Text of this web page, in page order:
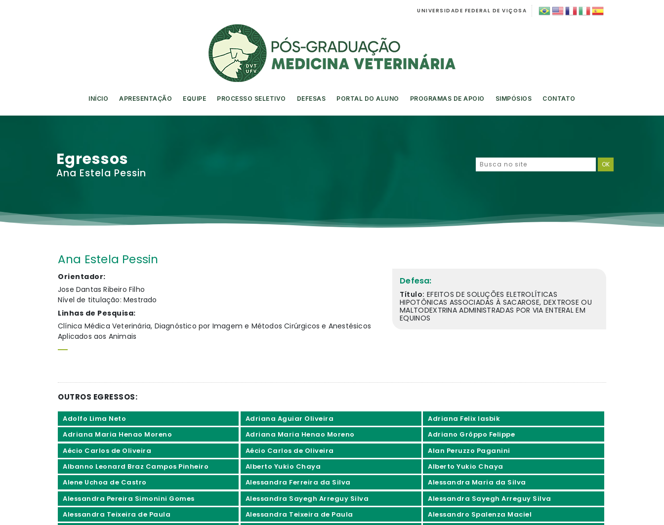
UNIVERSIDADE FEDERAL DE VIÇOSA
INÍCIO APRESENTAÇÃO EQUIPE PROCESSO SELETIVO DEFESAS PORTAL DO ALUNO PROGRAMAS DE APOIO SIMPÓSIOS CONTATO
Egressos
Ana Estela Pessin
Ana Estela Pessin
Orientador:
Jose Dantas Ribeiro Filho
Nível de titulação: Mestrado
Linhas de Pesquisa:
Clínica Médica Veterinária, Diagnóstico por Imagem e Métodos Cirúrgicos e Anestésicos
Aplicados aos Animais
Defesa:
Título: EFEITOS DE SOLUÇÕES ELETROLÍTICAS
HIPOTÔNICAS ASSOCIADAS À SACAROSE, DEXTROSE OU
MALTODEXTRINA ADMINISTRADAS POR VIA ENTERAL EM
EQUINOS
OUTROS EGRESSOS:
Adolfo Lima Neto Adriana Aguiar Oliveira
Adriana Felix Iasbik
Adriana Maria Henao Moreno
Adriana Maria Henao Moreno
Adriano Grôppo Felippe
Aécio Carlos de Oliveira
Aécio Carlos de Oliveira
Alan Peruzzo Paganini
Albanno Leonard Braz Campos Pinheiro
Alberto Yukio Chaya
Alberto Yukio Chaya
Alene Uchoa de Castro
Alessandra Ferreira da Silva
Alessandra Maria da Silva
Alessandra Pereira Simonini Gomes
Alessandra Sayegh Arreguy Silva
Alessandra Sayegh Arreguy Silva
Alessandra Teixeira de Paula
Alessandra Teixeira de Paula
Alessandro Spalenza Maciel